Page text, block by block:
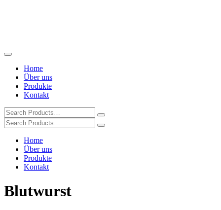
Home
Über uns
Produkte
Kontakt
Home
Über uns
Produkte
Kontakt
Blutwurst